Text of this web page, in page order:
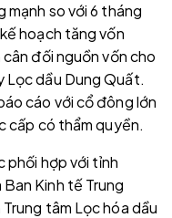
so với 6 tháng
hoạch tăng vốn
đối nguồn vốn cho
Lọc dầu Dung Quất.
cáo với cổ đông lớn
cấp có thẩm quyền.
phối hợp với tỉnh
Kinh tế Trung
tâm Lọc hóa dầu